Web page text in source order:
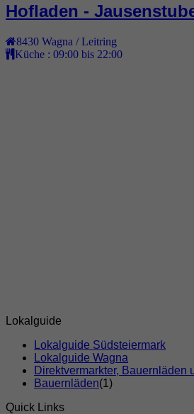
Hofladen -
8430 Wagna / Leitring
Küche : 09:00 bis 22:00
Lokalguide
Lokalguide Südsteiermark
Lokalguide Wagna
Direktvermarkter, Bauernläden
Bauernläden(1)
Quick Links